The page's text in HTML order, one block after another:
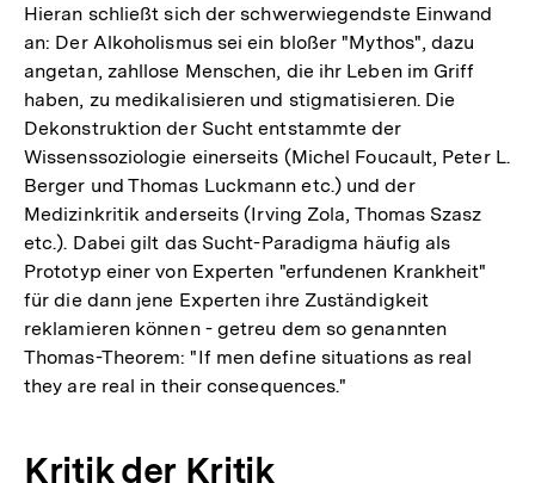
Hieran schließt sich der schwerwiegendste Einwand
an: Der Alkoholismus sei ein bloßer "Mythos", dazu
angetan, zahllose Menschen, die ihr Leben im Griff
haben, zu medikalisieren und stigmatisieren. Die
Dekonstruktion der Sucht entstammte der
Wissenssoziologie einerseits (Michel Foucault, Peter L.
Berger und Thomas Luckmann etc.) und der
Medizinkritik anderseits (Irving Zola, Thomas Szasz
etc.). Dabei gilt das Sucht-Paradigma häufig als
Prototyp einer von Experten "erfundenen Krankheit"
für die dann jene Experten ihre Zuständigkeit
reklamieren können - getreu dem so genannten
Thomas-Theorem: "If men define situations as real
they are real in their consequences."
Kritik der Kritik